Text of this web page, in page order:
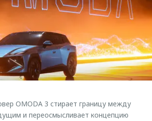
OMODA
OMODA 3 стирает границу между
и переосмысливает концепцию